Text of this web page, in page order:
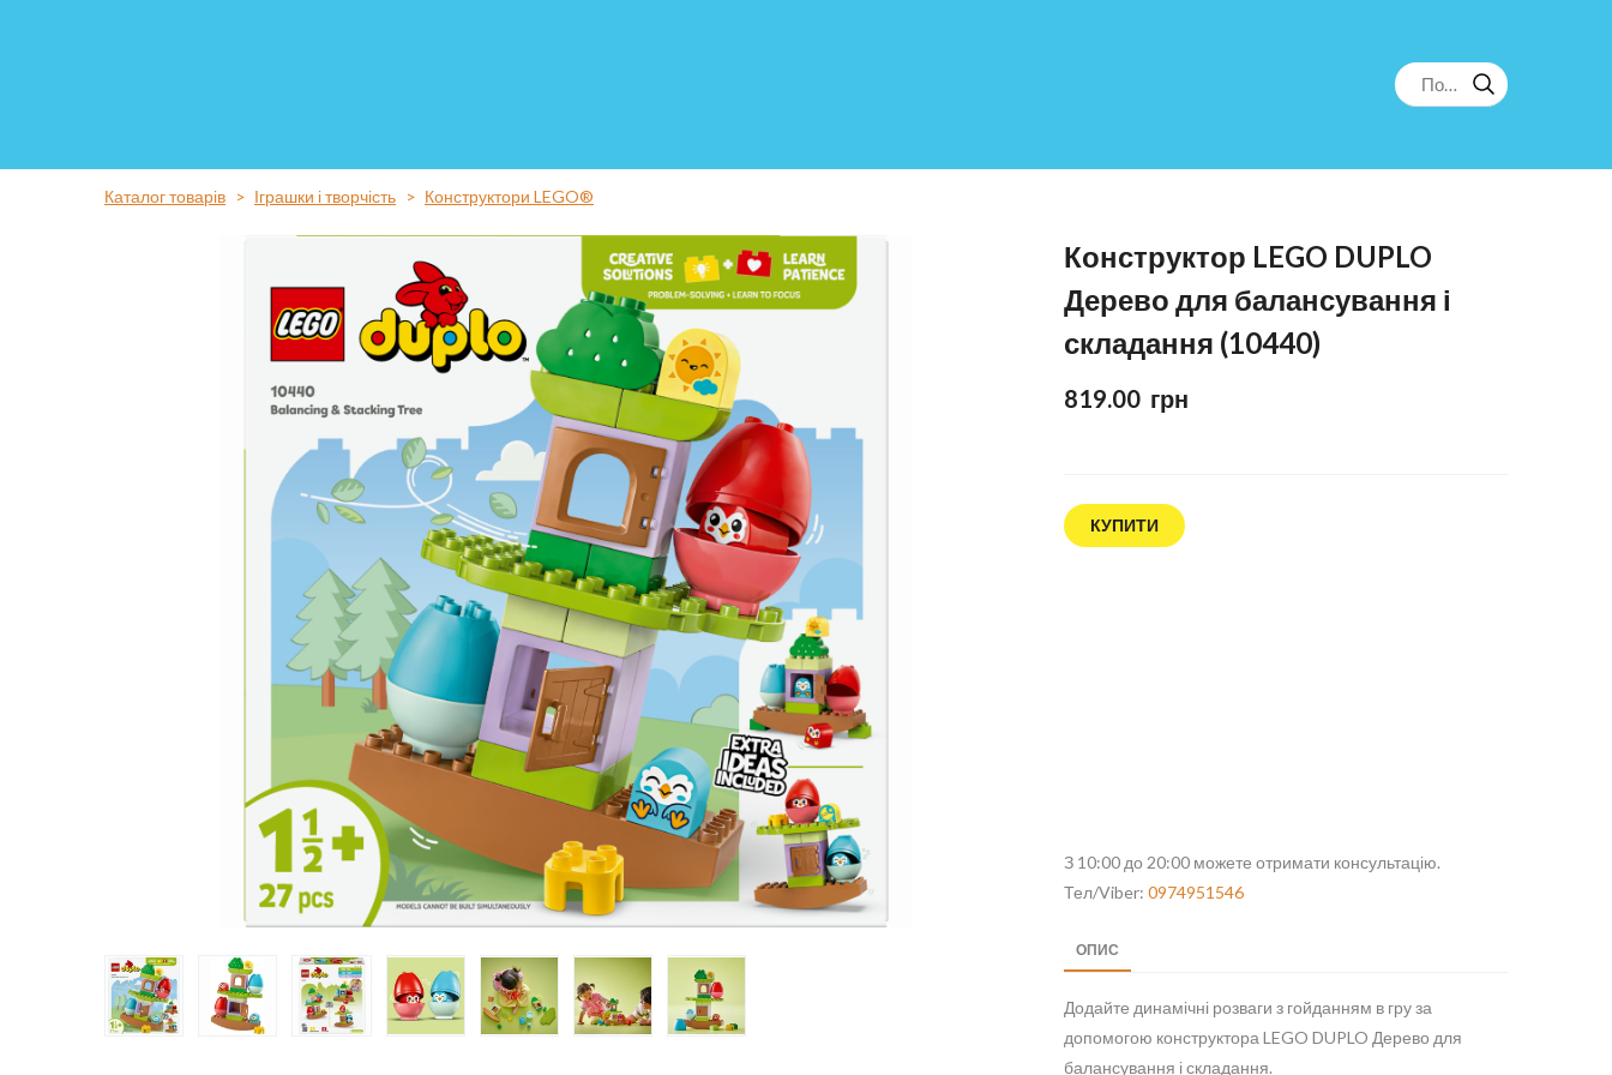
Каталог товарів Іграшки і творчість Конструктори LEGO®
Конструктор LEGO DUPLO
Дерево для балансування і
складання (10440)
819.00  грн
КУПИТИ
З 10:00 до 20:00 можете отримати консультацію.
Тел/Viber: 0974951546
ОПИС
Додайте динамічні розваги з гойданням в гру за
допомогою конструктора LEGO DUPLO Дерево для
балансування і складання.